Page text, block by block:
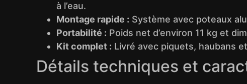
à l’eau.
Montage rapide : Système avec poteaux
Portabilité : Poids net d’environ 11 kg et
Kit complet : Livré avec piquets, haubans
Détails techniques et